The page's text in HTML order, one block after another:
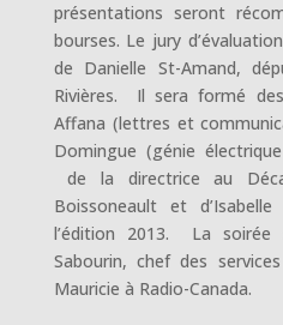
présentations seront
bourses. Le jury
de Danielle St-Amand,
Rivières. Il sera formé
Affana (lettres et
Domingue (génie
de la directrice au
Boissoneault et
l’édition 2013. La soirée
Sabourin, chef des
Mauricie à Radio-Canada.